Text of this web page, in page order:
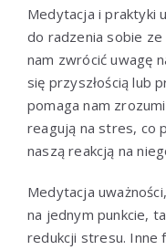
Medytacja i praktyki
do radzenia sobie
nam zwrócić uwagę
się przyszłością lub
pomaga nam
reagują na stres, co
naszą reakcją na
Medytacja
na jednym punkcie,
redukcji stresu. Inne